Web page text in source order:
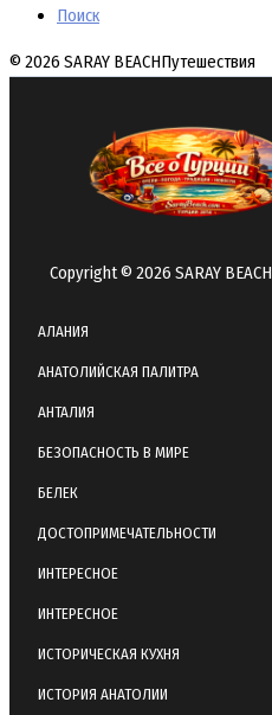
Поиск
© 2026 SARAY BEACHПутешествия
Copyright © 2026 SARAY BEACH
АЛАНИЯ
АНАТОЛИЙСКАЯ ПАЛИТРА
АНТАЛИЯ
БЕЗОПАСНОСТЬ В МИРЕ
БЕЛЕК
ДОСТОПРИМЕЧАТЕЛЬНОСТИ
ИНТЕРЕСНОЕ
ИНТЕРЕСНОЕ
ИСТОРИЧЕСКАЯ КУХНЯ
ИСТОРИЯ АНАТОЛИИ